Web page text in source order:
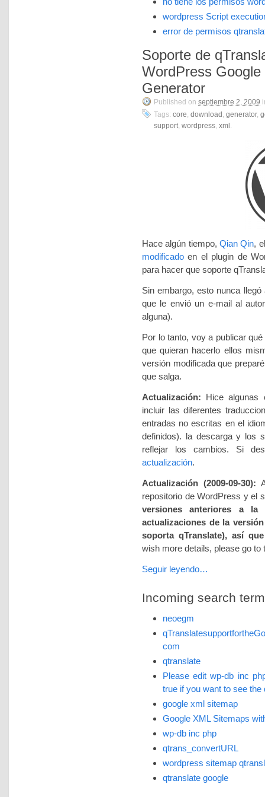
wordpress Script
error de permisos
Soporte de
WordPress
Generator
Published on septiembre 2, 2009
Tags: core, download , generator,
support, wordpress, xml .
Hace algún tiempo, Qian Qin,
modificado en el plugin de
para hacer que soporte
Sin embargo, esto nunca
que le envió un e-mail al
alguna).
Por lo tanto, voy a publicar
que quieran hacerlo ellos
versión modificada que
que salga.
Actualización: Hice algunas
incluir las diferentes
entradas no escritas en el
definidos). la descarga y los
reflejar los cambios. Si
actualización.
Actualización (2009-09-30):
repositorio de WordPress y el
versiones anteriores a la
actualizaciones de la
soporta qTranslate), así
wish more details, please go to
Seguir leyendo…
Incoming search
neoegm
com
qtranslate
Please edit wp-db inc
true if you want to see the
google xml sitemap
Google XML Sitemaps
wp-db inc php
qtrans_convertURL
wordpress sitemap
qtranslate google